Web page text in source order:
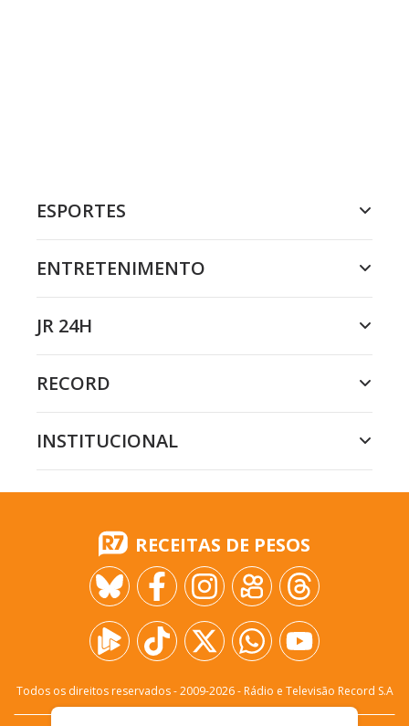
ESPORTES
ENTRETENIMENTO
JR 24H
RECORD
INSTITUCIONAL
RECEITAS DE PESOS
Todos os direitos reservados - 2009-2026- Rádio e Televisão Record S.A